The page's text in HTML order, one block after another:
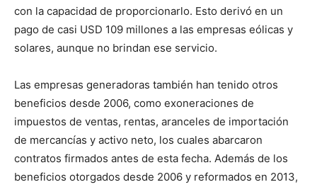
con la capacidad de proporcionarlo. Esto derivó en un
pago de casi USD 109 millones a las empresas eólicas y
solares, aunque no brindan ese servicio.
Las empresas generadoras también han tenido otros
beneficios desde 2006, como exoneraciones de
impuestos de ventas, rentas, aranceles de importación
de mercancías y activo neto, los cuales abarcaron
contratos firmados antes de esta fecha. Además de los
beneficios otorgados desde 2006 y reformados en 2013,